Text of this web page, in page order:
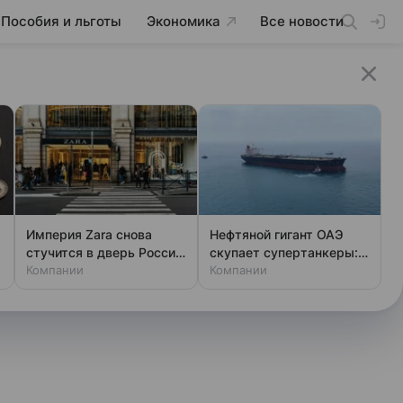
Пособия и льготы Экономика Все новости
Империя Zara снова
стучится в дверь России:
что скрывает
Компании
Нефтяной гигант ОАЭ
скупает супертанкеры:
что происходит
Компании